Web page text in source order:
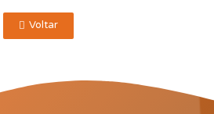
Voltar